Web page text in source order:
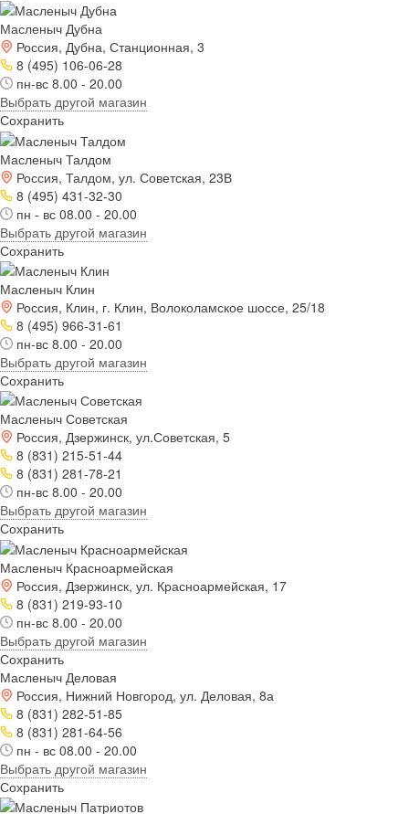
Масленыч Дубна
Россия, Дубна, Станционная, 3
8 (495) 106-06-28
пн-вс 8.00 - 20.00
Выбрать другой магазин
Сохранить
Масленыч Талдом
Россия, Талдом, ул. Советская, 23В
8 (495) 431-32-30
пн - вс 08.00 - 20.00
Выбрать другой магазин
Сохранить
Масленыч Клин
Россия, Клин, г. Клин, Волоколамское шоссе, 25/18
8 (495) 966-31-61
пн-вс 8.00 - 20.00
Выбрать другой магазин
Сохранить
Масленыч Советская
Россия, Дзержинск, ул.Советская, 5
8 (831) 215-51-44
8 (831) 281-78-21
пн-вс 8.00 - 20.00
Выбрать другой магазин
Сохранить
Масленыч Красноармейская
Россия, Дзержинск, ул. Красноармейская, 17
8 (831) 219-93-10
пн-вс 8.00 - 20.00
Выбрать другой магазин
Сохранить
Масленыч Деловая
Россия, Нижний Новгород, ул. Деловая, 8а
8 (831) 282-51-85
8 (831) 281-64-56
пн - вс 08.00 - 20.00
Выбрать другой магазин
Сохранить